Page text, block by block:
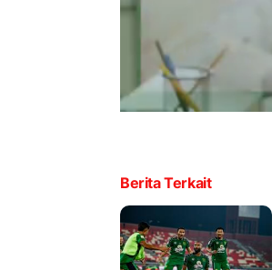
Berita Terkait